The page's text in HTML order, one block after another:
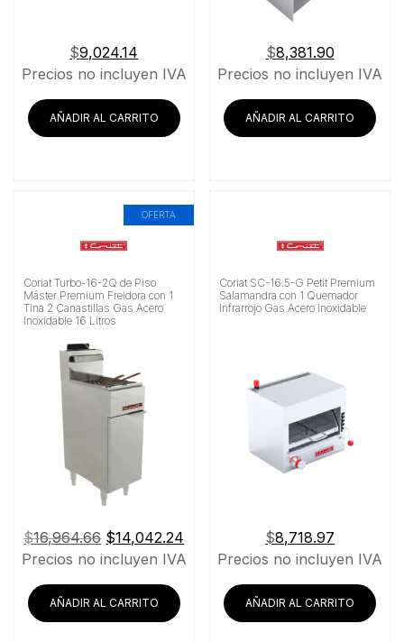
$9,024.14
Precios no incluyen IVA
AÑADIR AL CARRITO
$8,381.90
Precios no incluyen IVA
AÑADIR AL CARRITO
OFERTA
Coriat Turbo-16-2Q de Piso
Máster Premium Freidora con 1
Tina 2 Canastillas Gas Acero
Inoxidable 16 Litros
$16,964.66 El
precio
era:
$16,964.66.
$14,042.24
precio
$14,042.24.
Precios no incluyen IVA
AÑADIR AL CARRITO
Coriat SC-16.5-G Petit Premium
Salamandra con 1 Quemador
Infrarrojo Gas Acero Inoxidable
$8,718.97
Precios no incluyen IVA
AÑADIR AL CARRITO